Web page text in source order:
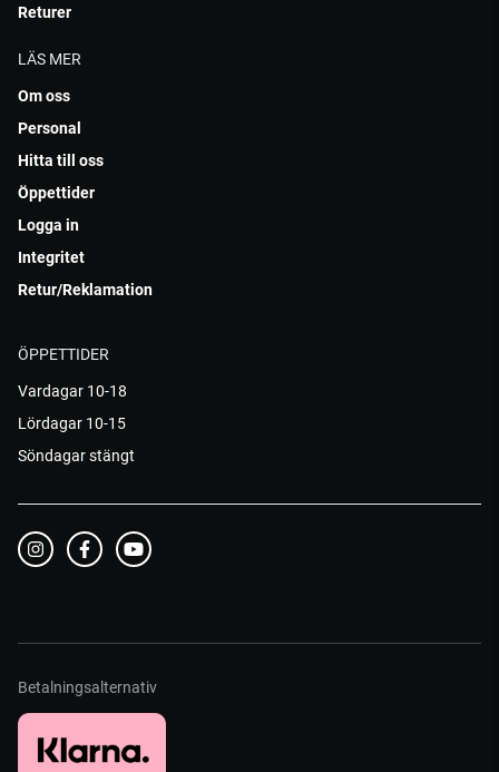
Returer
LÄS MER
Om oss
Personal
Hitta till oss
Öppettider
Logga in
Integritet
Retur/Reklamation
ÖPPETTIDER
Vardagar 10-18
Lördagar 10-15
Söndagar stängt
Betalningsalternativ